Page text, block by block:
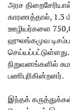
அரச
காரணத்தால், 1.3
ஊழியர்களை
ஹுலங்கமுவ
நிறுவனங்களில்
பணிபுரிகின்றனர்.
இந்தக்